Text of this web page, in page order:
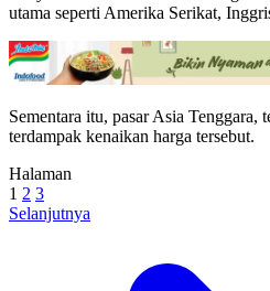
utama seperti Amerika Serikat,
Sementara itu, pasar Asia Tenggara,
terdampak kenaikan harga tersebut.
Halaman
1 2 3
Selanjutnya